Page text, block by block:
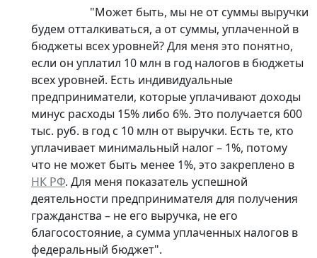
"Может быть, мы не от суммы выручки
будем отталкиваться, а от суммы, уплаченной в
бюджеты всех уровней? Для меня это понятно,
если он уплатил 10 млн в год налогов в бюджеты
всех уровней. Есть индивидуальные
предприниматели, которые уплачивают доходы
минус расходы 15% либо 6%. Это получается 600
тыс. руб. в год с 10 млн от выручки. Есть те, кто
уплачивает минимальный налог – 1%, потому
что не может быть менее 1%, это закреплено в
НК РФ. Для меня показатель успешной
деятельности предпринимателя для получения
гражданства – не его выручка, не его
благосостояние, а сумма уплаченных налогов в
федеральный бюджет".